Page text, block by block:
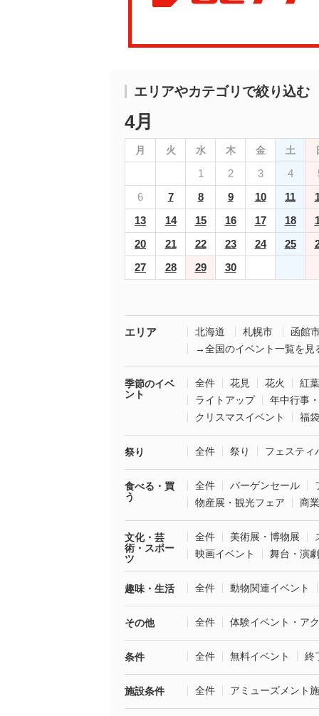
エリアやカテゴリで絞り込む
4月
月 火 水 木 金 土
1 2 3 4
6
7 8 9 10 11
13
14 15 16 17 18
20
21 22 23 24 25
27
28 29 30
エリア 北海道 札幌市
函館
→全国のイベント一覧を見
季節のイベ
ント
全件 花見 花火
紅葉
ライトアップ
年中行事
クリスマスイベント
福
祭り 全件 祭り フェスティ
食べる・買
う
全件 バーゲンセール
物産展・観光フェア
商
文化・芸
術・スポー
ツ
全件 美術展・博物展
映画イベント
舞台・演劇
趣味・生活 全件 動物関連イベント
その他 全件 体験イベント・ア
条件 全件 無料イベント 終
施設条件 全件 アミューズメント